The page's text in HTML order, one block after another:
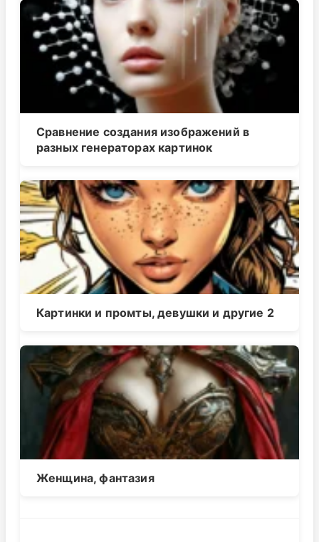
Сравнение создания изображений в
разных генераторах картинок
Картинки и промты, девушки и другие 2
Женщина, фантазия